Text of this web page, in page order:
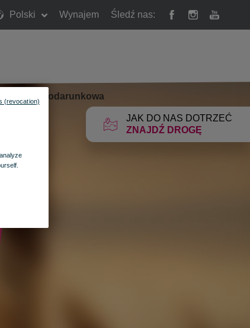
Polski Wynajem Śledź nas:
JAK DO NAS DOTRZEĆ
ZNAJDŹ DROGĘ
Karta Podarunkowa
(revocation)